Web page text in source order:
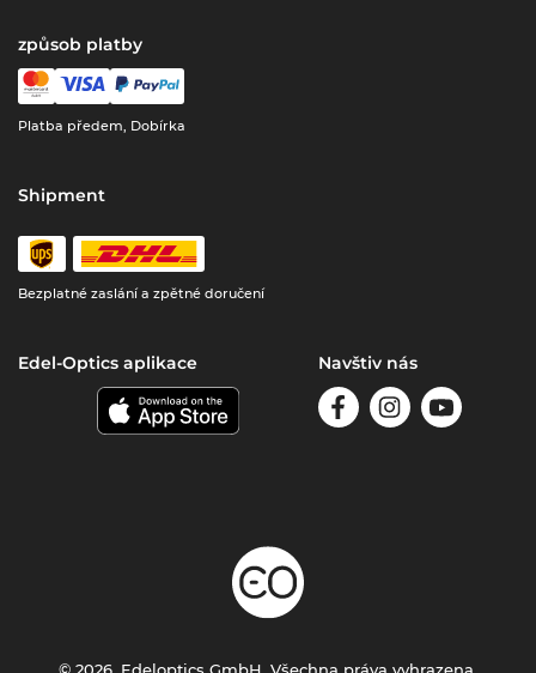
způsob platby
Platba předem, Dobírka
Shipment
Bezplatné zaslání a zpětné doručení
Edel-Optics aplikace Navštiv nás